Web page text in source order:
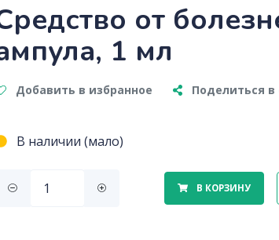
от
1 мл
Добавить в избранное Поделиться в
В наличии (мало)
В КОРЗИНУ